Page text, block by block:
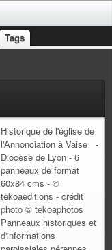
Tags
Historique de l'église de
l'Annonciation à Vaise -
Diocèse de Lyon - 6
panneaux de format
60x84 cms - ©
tekoaeditions - crédit
photo © tekoaphotos
Panneaux historiques et
d'informations